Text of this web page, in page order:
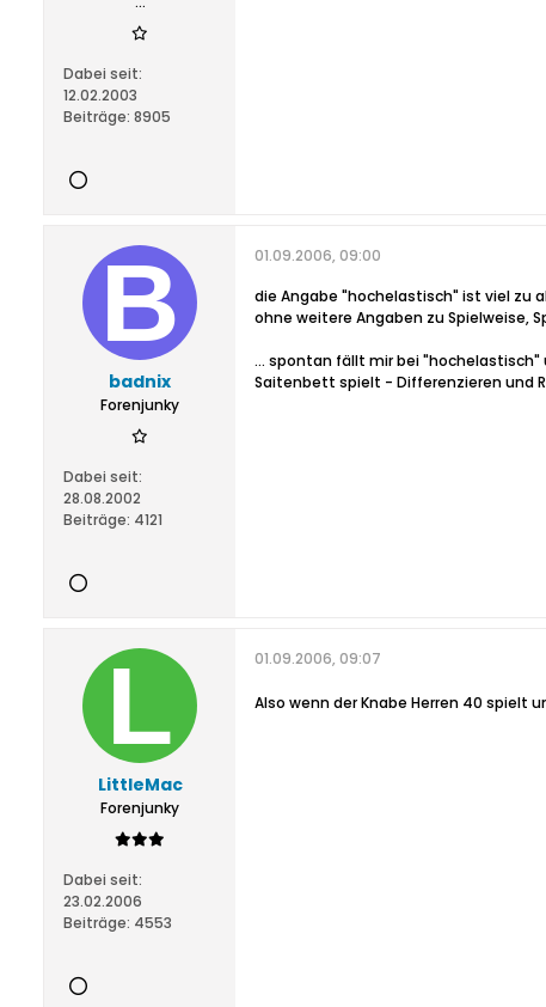
Dabei seit:
12.02.2003
Beiträge: 8905
badnix
Forenjunky
Dabei seit:
28.08.2002
Beiträge: 4121
01.09.2006, 09:00
die Angabe "hochelastisch" ist viel zu
ohne weitere Angaben zu Spielweise,
... spontan fällt mir bei "hochelastisch"
Saitenbett spielt - Differenzieren und
LittleMac
Forenjunky
Dabei seit:
23.02.2006
Beiträge: 4553
01.09.2006, 09:07
Also wenn der Knabe Herren 40 spielt